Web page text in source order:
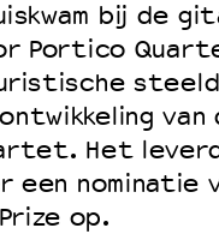
bij de
Portico
van
Het
een nominatie
op.